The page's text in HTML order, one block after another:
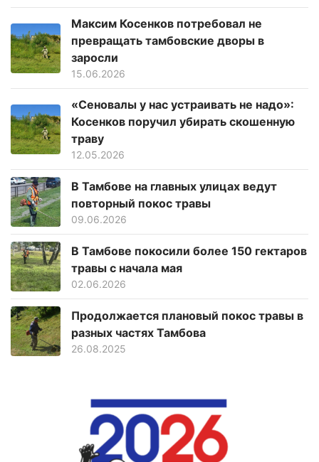
Максим Косенков потребовал не
превращать тамбовские дворы в
заросли
15.06.2026
«Сеновалы у нас устраивать не надо»:
Косенков поручил убирать скошенную
траву
12.05.2026
В Тамбове на главных улицах ведут
повторный покос травы
09.06.2026
В Тамбове покосили более 150 гектаров
травы с начала мая
02.06.2026
Продолжается плановый покос травы в
разных частях Тамбова
26.08.2025